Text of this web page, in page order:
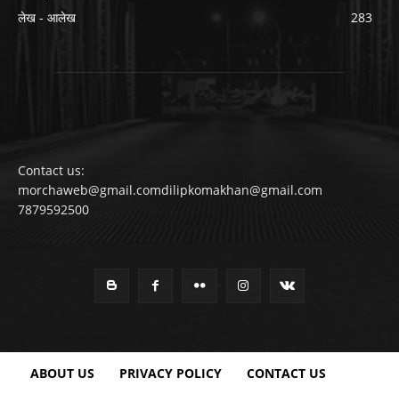
लेख - आलेख
283
Contact us:
morchaweb@gmail.comdilipkomakhan@gmail.com
7879592500
ABOUT US PRIVACY POLICY CONTACT US